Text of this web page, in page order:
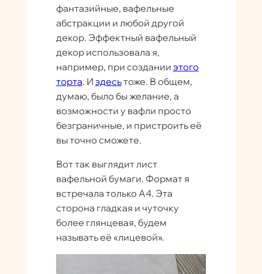
фантазийные, вафельные
абстракции и любой другой
декор. Эффектный вафельный
декор использовала я,
например, при создании этого
торта. И здесьтоже. В общем,
думаю, было бы желание, а
возможности у вафли просто
безграничные, и пристроить её
вы точно сможете.
Вот так выглядит лист
вафельной бумаги. Формат я
встречала только А4. Эта
сторона гладкая и чуточку
более глянцевая, будем
называть её «лицевой».